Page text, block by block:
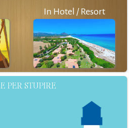
In Hotel / Resort
PER STUPIRE